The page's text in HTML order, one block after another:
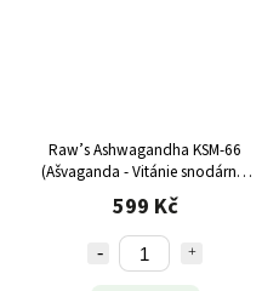
Raw’s Ashwagandha KSM-66
(Ašvaganda - Vitánie snodárná)
120 kapslí (60g)
599 Kč